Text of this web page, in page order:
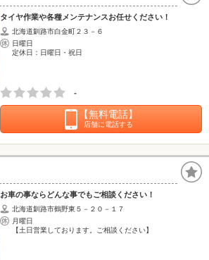
タイヤ作業や各種メンテナンスお任せください！
北海道釧路市白金町２３－６
日曜日
定休日：日曜日・祝日
-
【無料電話】
店舗に電話する
お車の事ならどんな事でもご相談ください！
北海道釧路市鶴野東５－２０－１７
月曜日
【土日営業しております。ご相談ください】